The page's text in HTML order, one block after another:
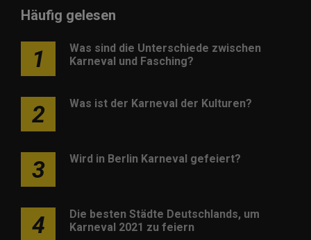
Häufig gelesen
1
Was sind die Unterschiede zwischen
Karneval und Fasching?
2 Was ist der Karneval der Kulturen?
3 Wird in Berlin Karneval gefeiert?
4
Die besten Städte Deutschlands, um
Karneval 2021 zu feiern